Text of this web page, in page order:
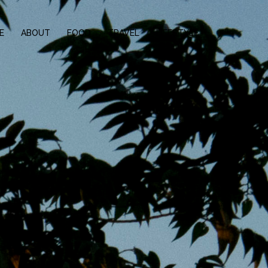
ABOUT FOOD TRAVEL LIFESTYLE